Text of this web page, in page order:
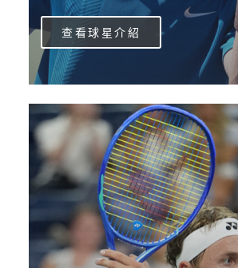
查看球星介紹